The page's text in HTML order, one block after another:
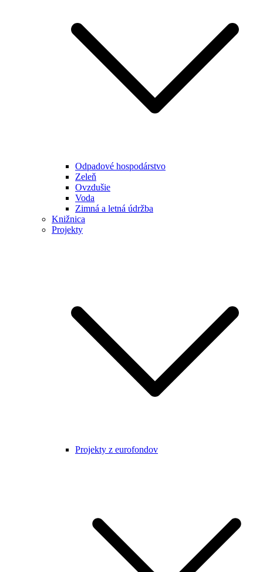
Odpadové hospodárstvo
Zeleň
Ovzdušie
Voda
Zimná a letná údržba
Knižnica
Projekty
Projekty z eurofondov